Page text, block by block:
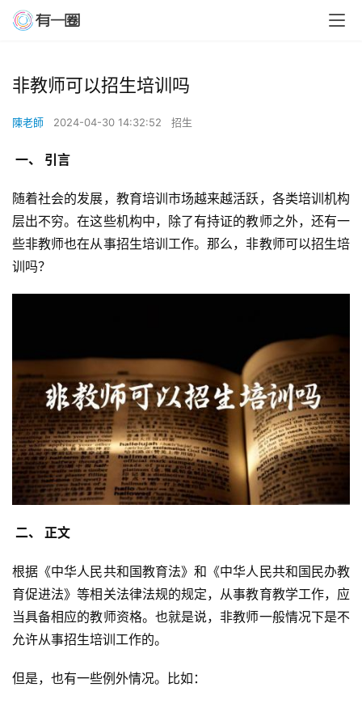
非教师可以招生培训吗
陳老師 2024-04-30 14:32:52 招生
一、 引言
随着社会的发展，教育培训市场越来越活跃，各类培训机构
层出不穷。在这些机构中，除了有持证的教师之外，还有一
些非教师也在从事招生培训工作。那么，非教师可以招生培
训吗？
二、 正文
根据《中华人民共和国教育法》和《中华人民共和国民办教
育促进法》等相关法律法规的规定，从事教育教学工作，应
当具备相应的教师资格。也就是说，非教师一般情况下是不
允许从事招生培训工作的。
但是，也有一些例外情况。比如：